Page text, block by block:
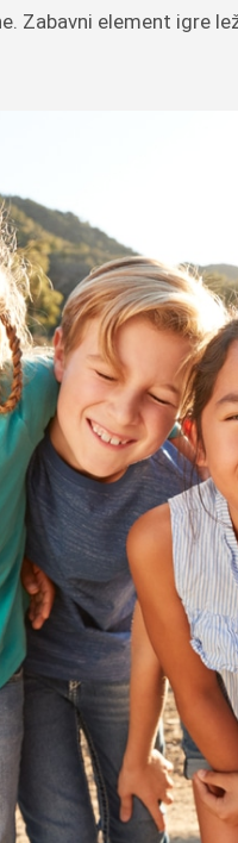
Zabavni element igre